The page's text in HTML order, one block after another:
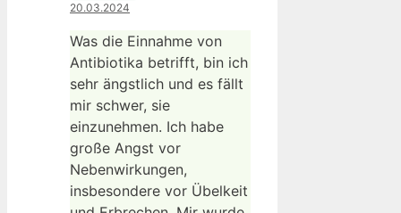
20.03.2024
Was die Einnahme von
Antibiotika betrifft, bin ich
sehr ängstlich und es fällt
mir schwer, sie
einzunehmen. Ich habe
große Angst vor
Nebenwirkungen,
insbesondere vor Übelkeit